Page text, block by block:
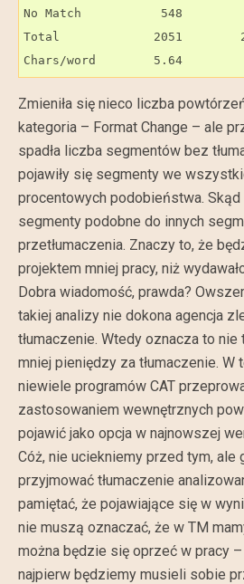
No Match           548
Total             2051
Chars/word        5.64
Zmieniła się nieco liczba
kategoria – Format Change – ale
spadła liczba segmentów bez
pojawiły się segmenty we
procentowych podobieństwa. Skąd
segmenty podobne do innych
przetłumaczenia. Znaczy to, że
projektem mniej pracy, niż
Dobra wiadomość, prawda?
takiej analizy nie dokona agencja
tłumaczenie. Wtedy oznacza to nie
mniej pieniędzy za tłumaczenie. W
niewiele programów CAT
zastosowaniem wewnętrznych
pojawić jako opcja w najnowszej
Cóż, nie uciekniemy przed tym, ale
przyjmować tłumaczenie
pamiętać, że pojawiające się w
nie muszą oznaczać, że w TM
można będzie się oprzeć w pracy
najpierw będziemy musieli sobie